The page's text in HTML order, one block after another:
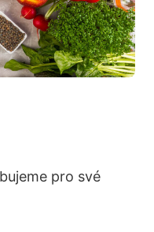
pro své